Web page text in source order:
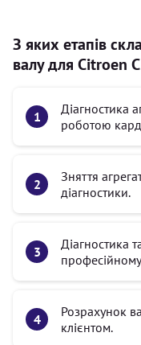
З яких етапів
валу для Citroen
Діагностика
роботою
Зняття
діагностики.
Діагностика
Розрахунок
клієнтом.